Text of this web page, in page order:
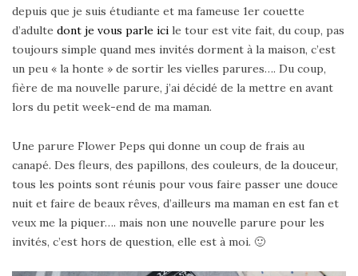
depuis que je suis étudiante et ma fameuse 1er couette
d’adulte dont je vous parle ici le tour est vite fait, du coup, pas
toujours simple quand mes invités dorment à la maison, c’est
un peu « la honte » de sortir les vielles parures…. Du coup,
fière de ma nouvelle parure, j’ai décidé de la mettre en avant
lors du petit week-end de ma maman.
Une parure Flower Peps qui donne un coup de frais au
canapé. Des fleurs, des papillons, des couleurs, de la douceur,
tous les points sont réunis pour vous faire passer une douce
nuit et faire de beaux rêves, d’ailleurs ma maman en est fan et
veux me la piquer…. mais non une nouvelle parure pour les
invités, c’est hors de question, elle est à moi. 🙂